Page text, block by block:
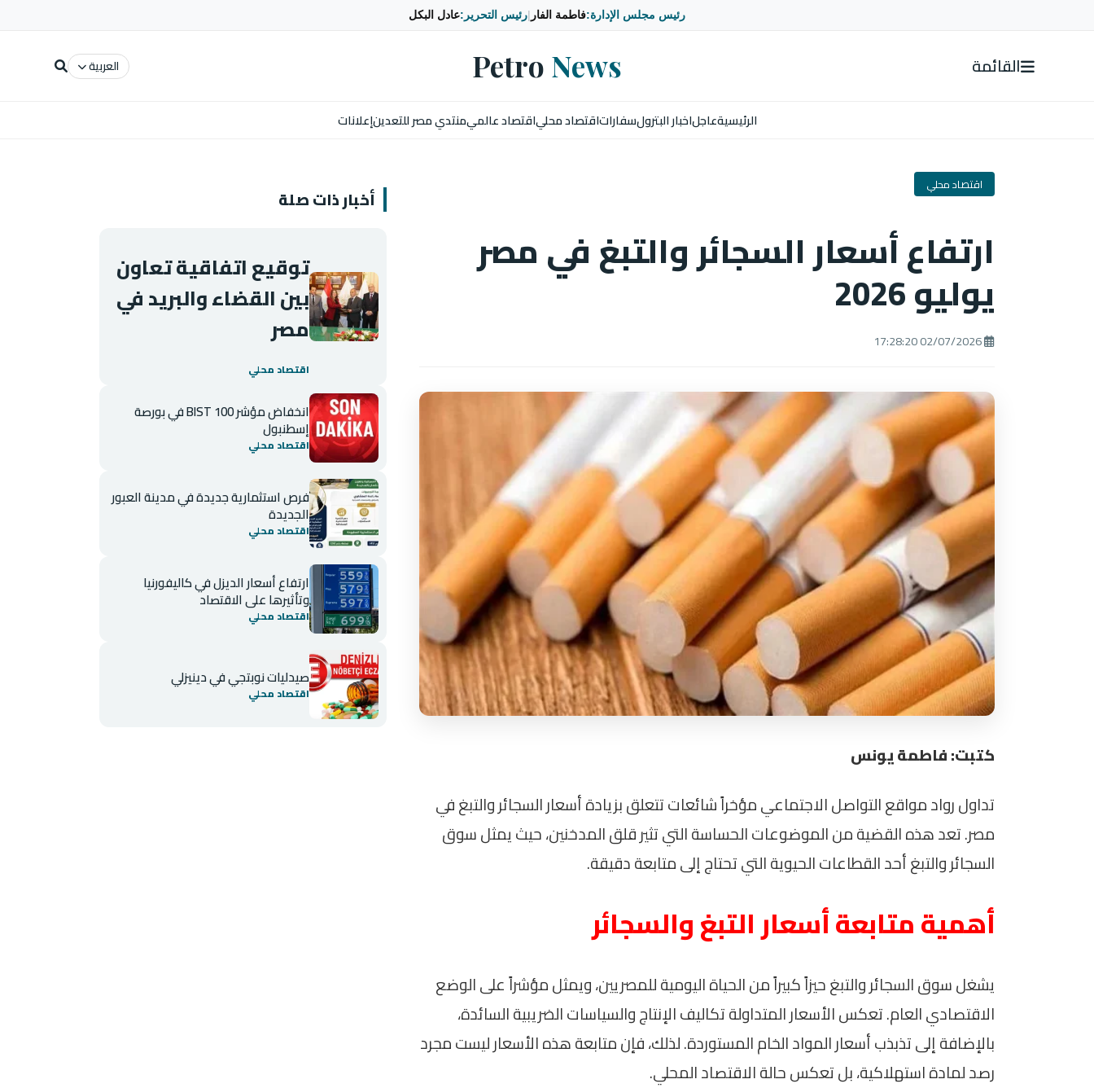
رئيس مجلس الإدارة:فاطمة الفار رئيس التحرير:عادل البكل
القائمة Petro News العربية
الرئيسيةعاجلاخبار البترولسفاراتاقتصاد محلياقتصاد عالميمنتدي مصر للتعدينإعلانات
اقتصاد محلي
ارتفاع أسعار السجائر والتبغ في مصر
يوليو 2026
كتبت: فاطمة يونس
تداول رواد مواقع التواصل الاجتماعي مؤخراً شائعات تتعلق بزيادة أسعار السجائر والتبغ في
مصر. تعد هذه القضية من الموضوعات الحساسة التي تثير قلق المدخنين، حيث يمثل سوق
السجائر والتبغ أحد القطاعات الحيوية التي تحتاج إلى متابعة دقيقة.
أهمية متابعة أسعار التبغ والسجائر
يشغل سوق السجائر والتبغ حيزاً كبيراً من الحياة اليومية للمصريين، ويمثل مؤشراً على الوضع
الاقتصادي العام. تعكس الأسعار المتداولة تكاليف الإنتاج والسياسات الضريبية السائدة،
بالإضافة إلى تذبذب أسعار المواد الخام المستوردة. لذلك، فإن متابعة هذه الأسعار ليست مجرد
رصد لمادة استهلاكية، بل تعكس حالة الاقتصاد المحلي.
أخبار ذات صلة
توقيع اتفاقية تعاون
بين القضاء والبريد في
مصر
اقتصاد محلي
انخفاض مؤشر BIST 100 في بورصة
إسطنبول
اقتصاد محلي
فرص استثمارية جديدة في مدينة العبور
الجديدة
اقتصاد محلي
ارتفاع أسعار الديزل في كاليفورنيا
وتأثيرها على الاقتصاد
اقتصاد محلي
صيدليات نوبتجي في دينيزلي
اقتصاد محلي